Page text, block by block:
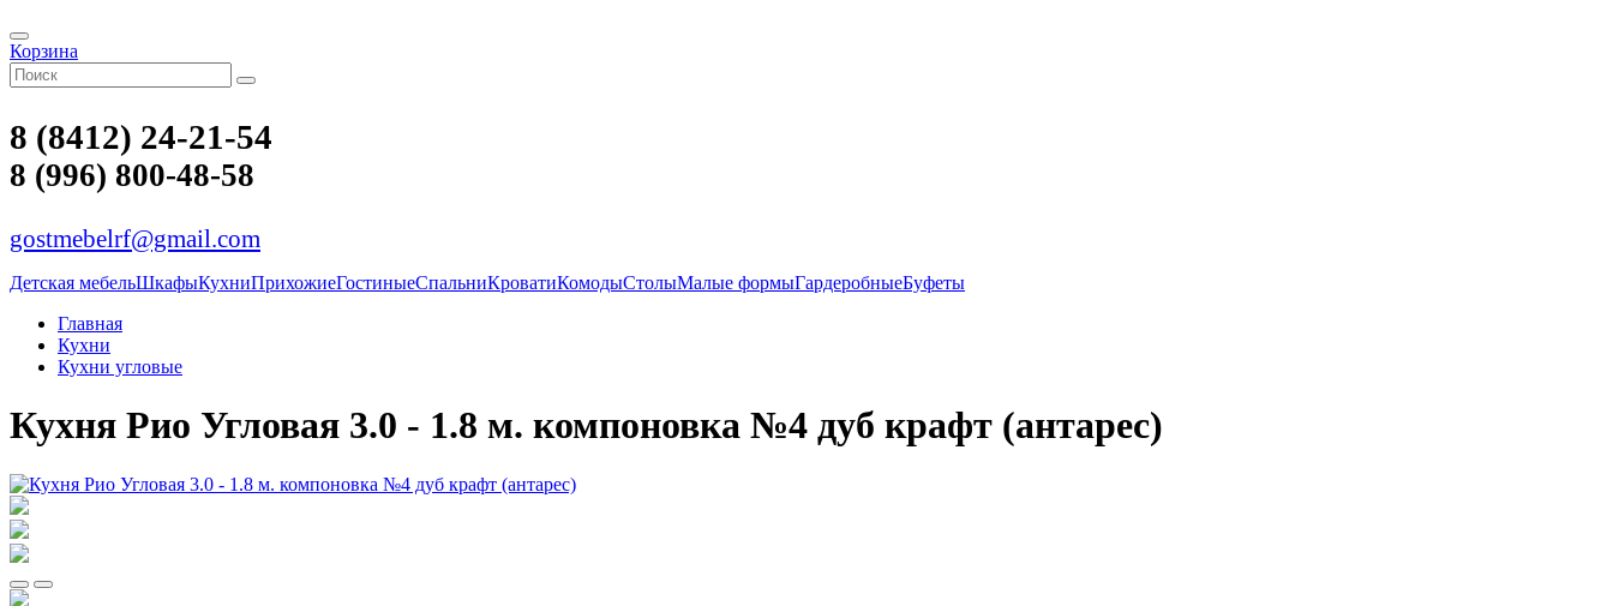
Корзина
8 (8412) 24-21-54
8 (996) 800-48-58
gostmebelrf@gmail.com
Детская мебельШкафыКухниПрихожиеГостиныеСпальниКроватиКомодыСтолыМалые формыГардеробныеБуфеты
Главная
Кухни
Кухни угловые
Кухня Рио Угловая 3.0 - 1.8 м. компоновка №4 дуб крафт (антарес)